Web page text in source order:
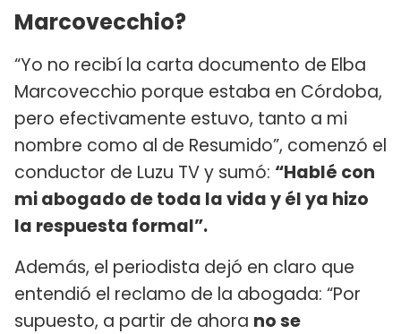
Marcovecchio?
“Yo no recibí la carta documento de Elba
Marcovecchio porque estaba en Córdoba,
pero efectivamente estuvo, tanto a mi
nombre como al de Resumido”, comenzó el
conductor de Luzu TV y sumó: “Hablé con
mi abogado de toda la vida y él ya hizo
la respuesta formal”.
Además, el periodista dejó en claro que
entendió el reclamo de la abogada: “Por
supuesto, a partir de ahora no se